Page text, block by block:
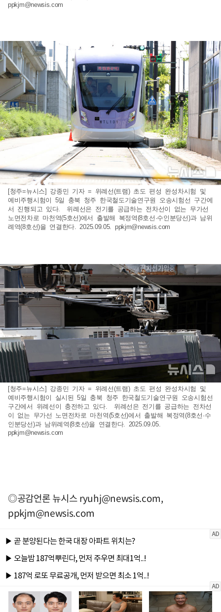
ppkjm@newsis.com
[청주=뉴시스] 강종민 기자 = 위례선(트램) 초도 편성 완성차시험 및
예비주행시험이 5일 충북 청주 한국철도기술연구원 오송시험선 구간에
서 진행되고 있다. 위례선은 전기를 공급하는 전차선이 없는 무가선
노면전차로 마천역(5호선)에서 출발해 복정역(8호선·수인분당선)과 남위
례역(8호선)을 연결한다. 2025.09.05. ppkjm@newsis.com
[청주=뉴시스] 강종민 기자 = 위례선(트램) 초도 편성 완성차시험 및
예비주행시험이 실시된 5일 충북 청주 한국철도기술연구원 오송시험선
구간에서 위례선이 충전하고 있다. 위례선은 전기를 공급하는 전차선
이 없는 무가선 노면전차로 마천역(5호선)에서 출발해 복정역(8호선·수
인분당선)과 남위례역(8호선)을 연결한다. 2025.09.05.
ppkjm@newsis.com
◎공감언론 뉴시스ryuhj@newsis.com,
ppkjm@newsis.com